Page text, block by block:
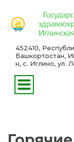
452410,
Башкортостан,
н, с. Иглино, ул.